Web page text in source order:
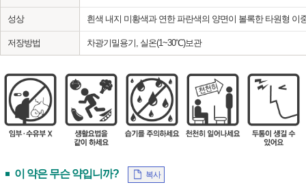
성상 흰색 내지 미황색과 연한 파란색의 양면이 볼록한 타원형 이
저장방법 차광기밀용기, 실온(1~30℃)보관
이 약은 무슨 약입니까? 복사